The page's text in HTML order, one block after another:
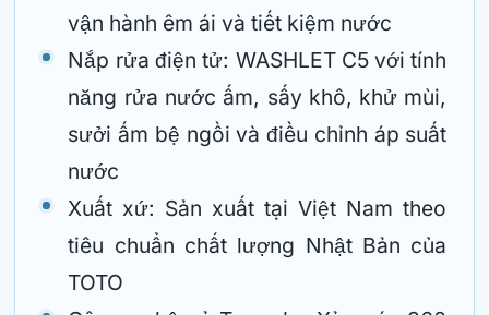
vận hành êm ái và tiết kiệm nước
Nắp rửa điện tử: WASHLET C5 với tính
năng rửa nước ấm, sấy khô, khử mùi,
sưởi ấm bệ ngồi và điều chỉnh áp suất
nước
Xuất xứ: Sản xuất tại Việt Nam theo
tiêu chuẩn chất lượng Nhật Bản của
TOTO